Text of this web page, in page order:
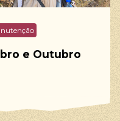
e Outubro